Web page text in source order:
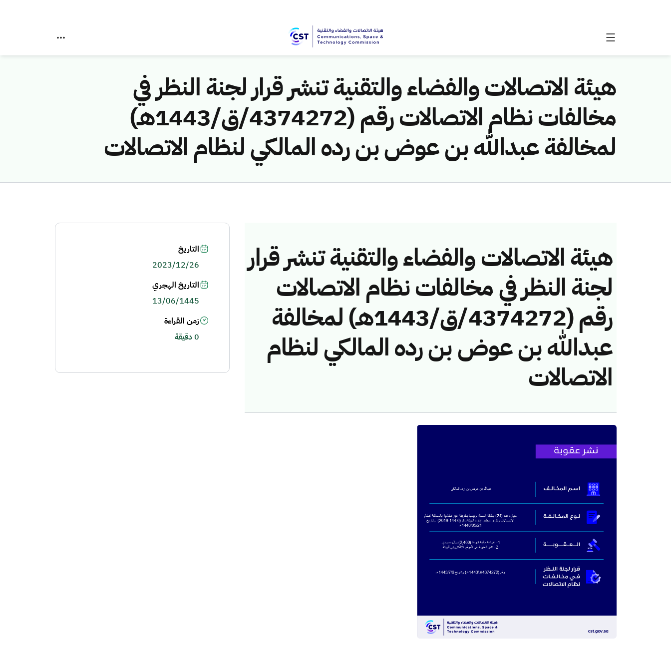
هيئة الاتصالات والفضاء والتقنية تنشر قرار لجنة النظر في
مخالفات نظام الاتصالات رقم (4374272/ق/1443هـ)
لمخالفة عبدالله بن عوض بن رده المالكي لنظام الاتصالات
هيئة الاتصالات والفضاء والتقنية تنشر قرار
لجنة النظر في مخالفات نظام الاتصالات
رقم (4374272/ق/1443هـ) لمخالفة
عبدالله بن عوض بن رده المالكي لنظام
الاتصالات
التاريخ
2023/12/26
التاريخ الهجري
13/06/1445
زمن القراءة
0 دقيقة